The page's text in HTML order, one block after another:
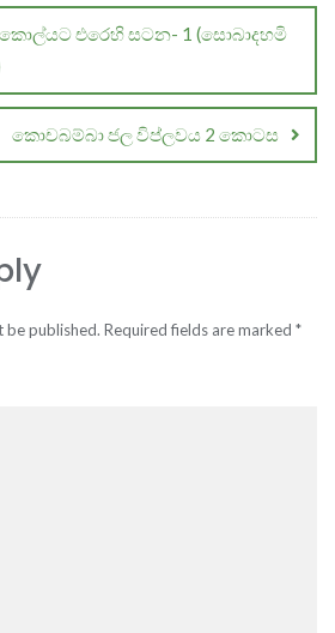
එරෙහි සටන- 1 (සොබාදහමි
කොචබම්බා ජල විප්ලවය 2 කොටස
be published. Required fields are marked *